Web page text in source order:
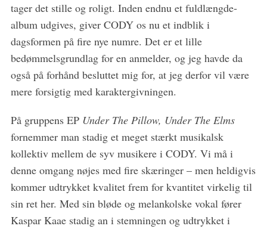
tager det stille og roligt. Inden endnu et fuldlængde-
album udgives, giver CODY os nu et indblik i
dagsformen på fire nye numre. Det er et lille
bedømmelsgrundlag for en anmelder, og jeg havde da
også på forhånd besluttet mig for, at jeg derfor vil være
mere forsigtig med karaktergivningen.
På gruppens EP Under The Pillow, Under The Elms
fornemmer man stadig et meget stærkt musikalsk
kollektiv mellem de syv musikere i CODY. Vi må i
denne omgang nøjes med fire skæringer – men heldigvis
kommer udtrykket kvalitet frem for kvantitet virkelig til
sin ret her. Med sin bløde og melankolske vokal fører
Kaspar Kaae stadig an i stemningen og udtrykket i
h
f
o
r